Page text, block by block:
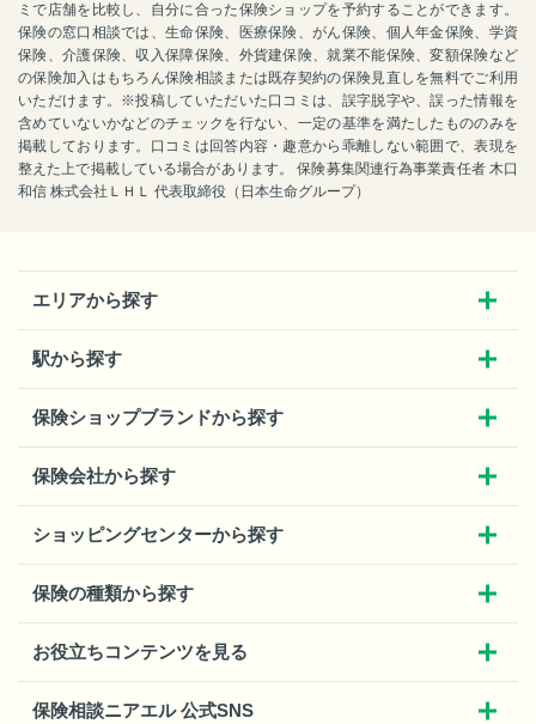
ミで店舗を比較し、自分に合った保険ショップを予約することができます。
保険の窓口相談では、生命保険、医療保険、がん保険、個人年金保険、学資
保険、介護保険、収入保障保険、外貨建保険、就業不能保険、変額保険など
の保険加入はもちろん保険相談または既存契約の保険見直しを無料でご利用
いただけます。※投稿していただいた口コミは、誤字脱字や、誤った情報を
含めていないかなどのチェックを行ない、一定の基準を満たしたもののみを
掲載しております。口コミは回答内容・趣意から乖離しない範囲で、表現を
整えた上で掲載している場合があります。 保険募集関連行為事業責任者 木口
和信 株式会社ＬＨＬ 代表取締役（日本生命グループ）
エリアから探す
駅から探す
保険ショップブランドから探す
保険会社から探す
ショッピングセンターから探す
保険の種類から探す
お役立ちコンテンツを見る
保険相談ニアエル 公式SNS